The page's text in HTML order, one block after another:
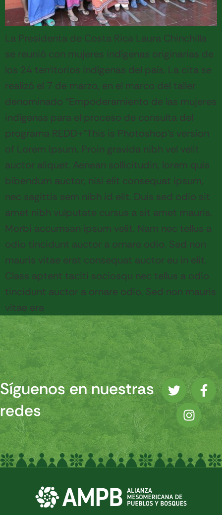
La Presidenta de Costa Rica Laura Chinchilla
se reunió con mujeres indígenas originarias de
los 24 territorios indígenas del país. La cita se
realizó el 7 de marzo, en el marco del taller
denominado “Empoderamiento de las mujeres
indígenas para el proceso de consulta del
programa REDD+”This is Photoshop’s version
of Lorem Ipsum. Proin gravida nibh vel velit
auctor aliquet. Aenean sollicitudin, lorem quis
bibendum auctor, nisi elit consequat ipsum,
nec sagittis sem nibh id elit. Duis sed odio sit
amet nibh vulputate cursus a sit amet mauris.
Morbi accumsan ipsum velit. Nam nec tellus a
odio tincidunt auctor a ornare odio. Sed non
mauris vitae erat consequat auctor eu in elit.
Class aptent taciti sociosqu nec tellus a odio
tincidunt auctor a ornare odio. Sed non mauris
vitae era
Síguenos en nuestras
redes